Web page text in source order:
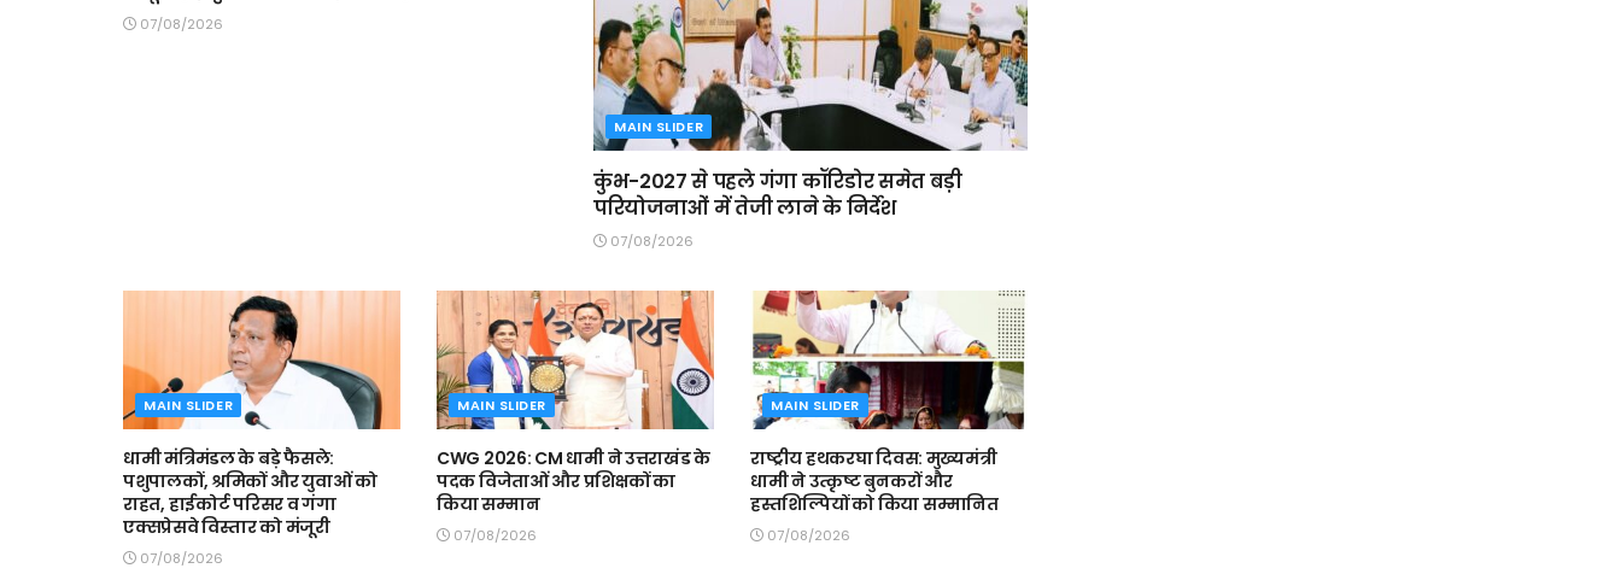
07/08/2026
MAIN SLIDER
कुंभ-2027 से पहले गंगा कॉरिडोर समेत बड़ी
परियोजनाओं में तेजी लाने के निर्देश
07/08/2026
MAIN SLIDER
धामी मंत्रिमंडल के बड़े फैसले:
पशुपालकों, श्रमिकों और युवाओं को
राहत, हाईकोर्ट परिसर व गंगा
एक्सप्रेसवे विस्तार को मंजूरी
07/08/2026
MAIN SLIDER
CWG 2026: CM धामी ने उत्तराखंड के
पदक विजेताओं और प्रशिक्षकों का
किया सम्मान
07/08/2026
MAIN SLIDER
राष्ट्रीय हथकरघा दिवस: मुख्यमंत्री
धामी ने उत्कृष्ट बुनकरों और
हस्तशिल्पियों को किया सम्मानित
07/08/2026